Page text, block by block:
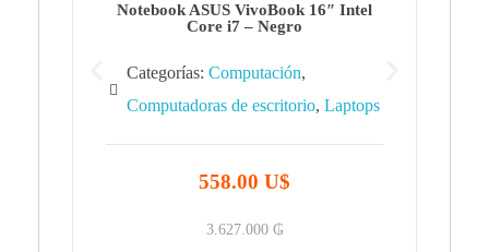
Notebook ASUS VivoBook 16″ Intel
Core i7 – Negro
Categorías: Computación,
Computadoras de escritorio, Laptops
558.00 U$
3.627.000 ₲